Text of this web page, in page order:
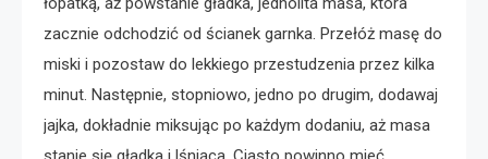
zacznie odchodzić od ścianek garnka. Przełóż masę do
miski i pozostaw do lekkiego przestudzenia przez kilka
minut. Następnie, stopniowo, jedno po drugim, dodawaj
jajka, dokładnie miksując po każdym dodaniu, aż masa